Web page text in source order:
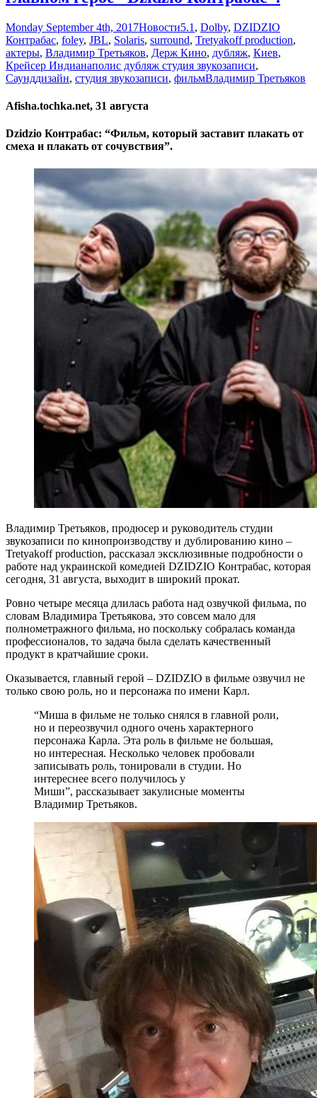
Monday September 4th, 2017Новости5.1 , Dolby, DZIDZIO
Контрабас, foley, JBL, Solaris, surround, Tretyakoff production,
актеры, Владимир Третьяков, Держ Кино, дубляж, Киев,
Крейсер Индианаполис дубляж студия звукозаписи,
Саунддизайн, студия звукозаписи, фильмВладимир Третьяков
Afisha.tochka.net, 31 августа
Dzidzio Контрабас: “Фильм, который заставит плакать от
смеха и плакать от сочувствия”.
Владимир Третьяков, продюсер и руководитель студии
звукозаписи по кинопроизводству и дублированию кино –
Tretyakoff production, рассказал эксклюзивные подробности о
работе над украинской комедией DZIDZIO Контрабас, которая
сегодня, 31 августа, выходит в широкий прокат.
Ровно четыре месяца длилась работа над озвучкой фильма, по
словам Владимира Третьякова, это совсем мало для
полнометражного фильма, но поскольку собралась команда
профессионалов, то задача была сделать качественный
продукт в кратчайшие сроки.
Оказывается, главный герой – DZIDZIO в фильме озвучил не
только свою роль, но и персонажа по имени Карл.
“Миша в фильме не только снялся в главной роли,
но и переозвучил одного очень характерного
персонажа Карла. Эта роль в фильме не большая,
но интересная. Несколько человек пробовали
записывать роль, тонировали в студии. Но
интереснее всего получилось у
Миши”, рассказывает закулисные моменты
Владимир Третьяков.